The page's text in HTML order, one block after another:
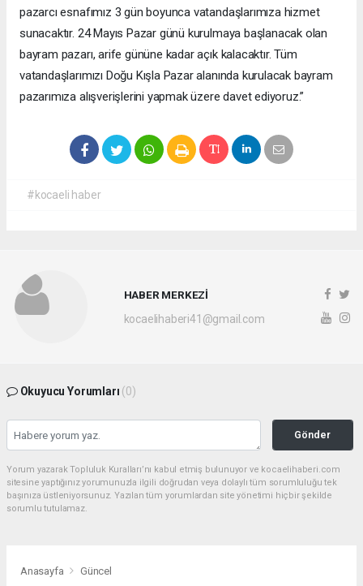
pazarcı esnafımız 3 gün boyunca vatandaşlarımıza hizmet
sunacaktır. 24 Mayıs Pazar günü kurulmaya başlanacak olan
bayram pazarı, arife gününe kadar açık kalacaktır. Tüm
vatandaşlarımızı Doğu Kışla Pazar alanında kurulacak bayram
pazarımıza alışverişlerini yapmak üzere davet ediyoruz.”
#kocaeli haber
HABER MERKEZİ
kocaelihaberi41@gmail.com
Okuyucu Yorumları (0)
Gönder
Yorum yazarak Topluluk Kuralları’nı kabul etmiş bulunuyor ve kocaelihaberi.com
sitesine yaptığınız yorumunuzla ilgili doğrudan veya dolaylı tüm sorumluluğu tek
başınıza üstleniyorsunuz. Yazılan tüm yorumlardan site yönetimi hiçbir şekilde
sorumlu tutulamaz.
Anasayfa Güncel